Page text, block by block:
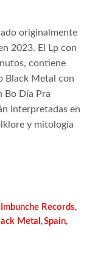
originalmente
2023. El Lp con
contiene
Black Metal con
Bo Día Pra
interpretadas en
y mitología
Imbunche Records,
Metal ,Spain,